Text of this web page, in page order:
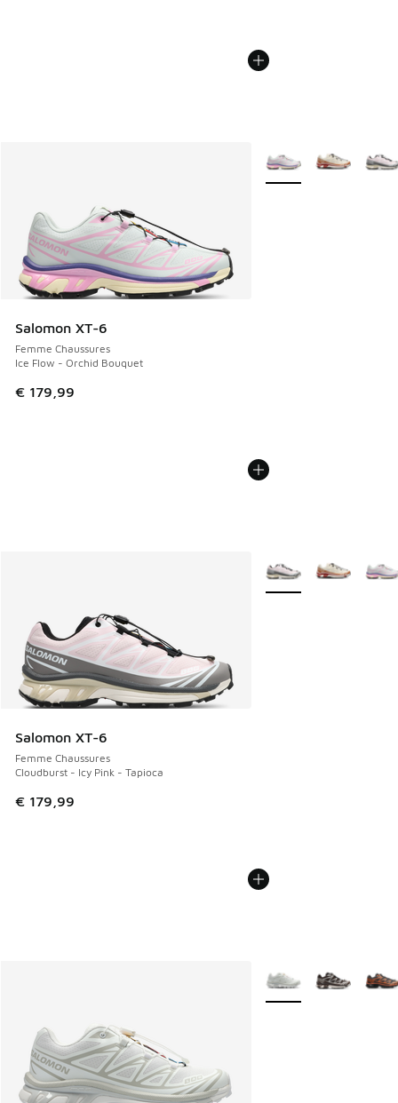
Salomon XT-6
Femme Chaussures
Ice Flow - Orchid Bouquet
€ 179,99
Plus de couleurs
Salomon XT-6
Femme Chaussures
Cloudburst - Icy Pink - Tapioca
€ 179,99
Plus de couleurs
Plus de couleurs